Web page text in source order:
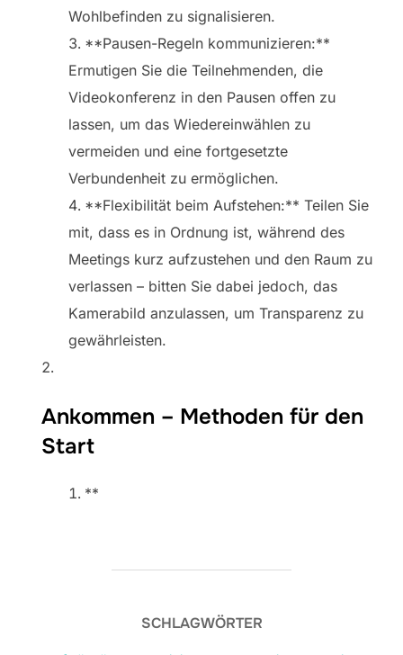
Wohlbefinden zu signalisieren.
**Pausen-Regeln kommunizieren:**
Ermutigen Sie die Teilnehmenden, die
Videokonferenz in den Pausen offen zu
lassen, um das Wiedereinwählen zu
vermeiden und eine fortgesetzte
Verbundenheit zu ermöglichen.
**Flexibilität beim Aufstehen:** Teilen Sie
mit, dass es in Ordnung ist, während des
Meetings kurz aufzustehen und den Raum zu
verlassen – bitten Sie dabei jedoch, das
Kamerabild anzulassen, um Transparenz zu
gewährleisten.
Ankommen – Methoden für den
Start
**
SCHLAGWÖRTER